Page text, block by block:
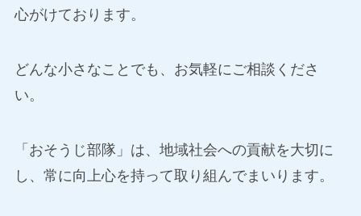
心がけております。
どんな小さなことでも、お気軽にご相談くださ
い。
「おそうじ部隊」は、地域社会への貢献を大切に
し、常に向上心を持って取り組んでまいります。